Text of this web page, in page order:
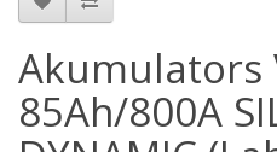
Akumulators
85Ah/800A